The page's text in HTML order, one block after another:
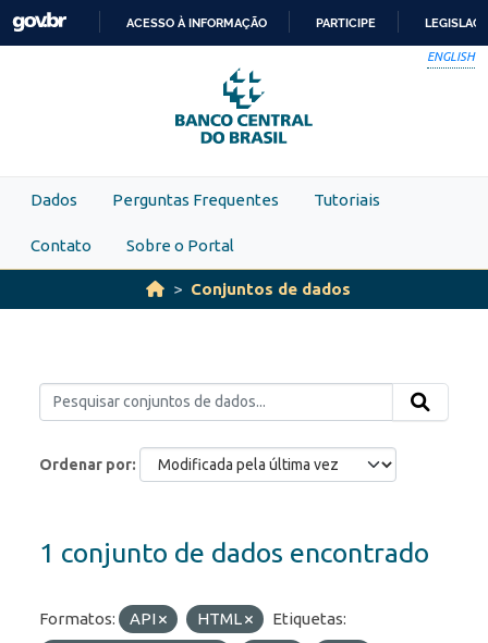
Skip to main content
PARA
O
CONTEÚDO
ACESSO À INFORMAÇÃO PARTICIPE
ENGLISH
Dados Perguntas Frequentes Tutoriais
Contato Sobre o Portal
Conjuntos de dados
Ordenar por
1 conjunto de dados encontrado
Formatos: API HTML
Etiquetas: